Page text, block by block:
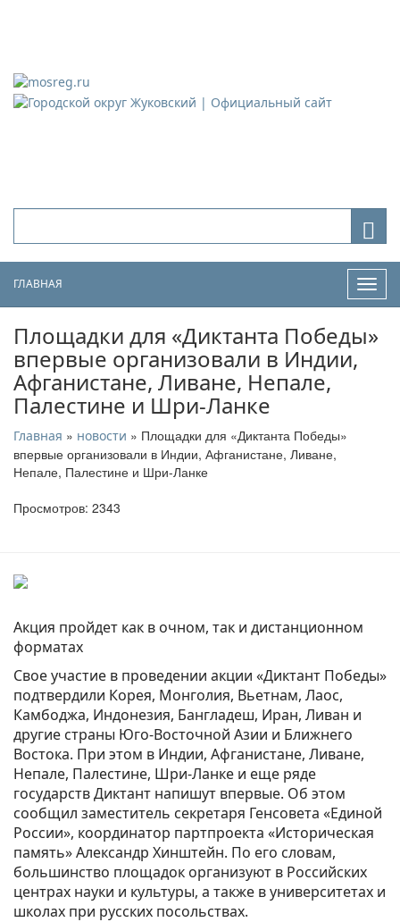
ГЛАВНАЯ
Площадки для «Диктанта Победы»
впервые организовали в Индии,
Афганистане, Ливане, Непале,
Палестине и Шри-Ланке
Главная » новости » Площадки для «Диктанта Победы»
впервые организовали в Индии, Афганистане, Ливане,
Непале, Палестине и Шри-Ланке
Просмотров: 2343
Акция пройдет как в очном, так и дистанционном
форматах
Cвое участие в проведении акции «Диктант Победы»
подтвердили Корея, Монголия, Вьетнам, Лаос,
Камбоджа, Индонезия, Бангладеш, Иран, Ливан и
другие страны Юго-Восточной Азии и Ближнего
Востока. При этом в Индии, Афганистане, Ливане,
Непале, Палестине, Шри-Ланке и еще ряде
государств Диктант напишут впервые. Об этом
сообщил заместитель секретаря Генсовета «Единой
России», координатор партпроекта «Историческая
память» Александр Хинштейн. По его словам,
большинство площадок организуют в Российских
центрах науки и культуры, а также в университетах и
школах при русских посольствах.